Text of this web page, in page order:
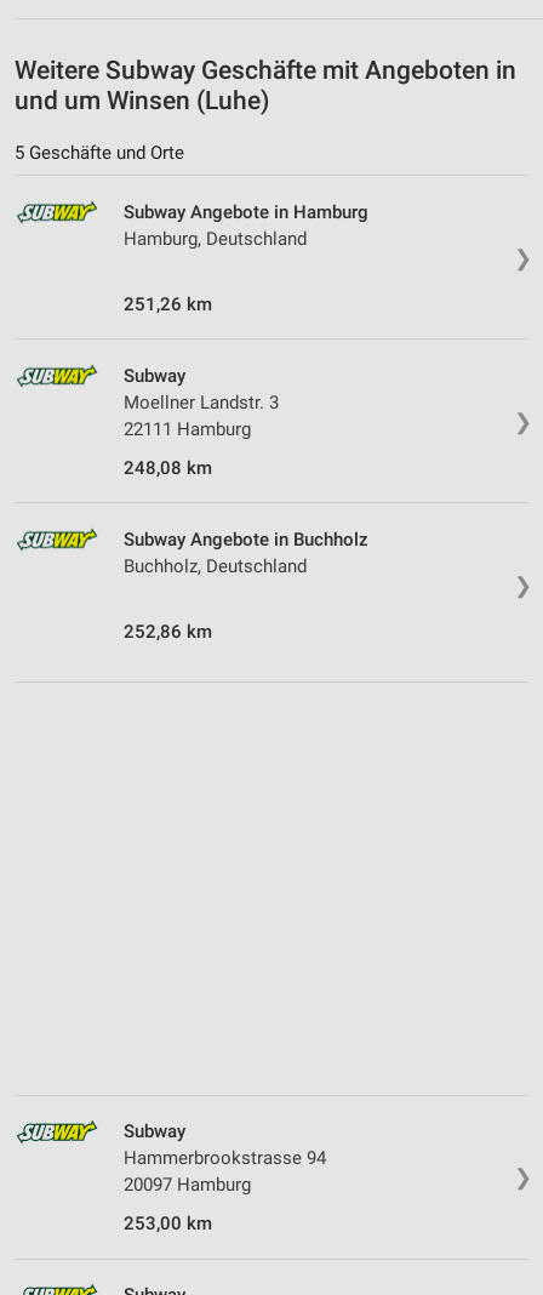
Weitere Subway Geschäfte mit Angeboten in
und um Winsen (Luhe)
5 Geschäfte und Orte
❯
Subway Angebote in Hamburg
Hamburg, Deutschland
251,26 km
❯
Subway
Moellner Landstr. 3
22111 Hamburg
248,08 km
❯
Subway Angebote in Buchholz
Buchholz, Deutschland
252,86 km
❯
Subway
Hammerbrookstrasse 94
20097 Hamburg
253,00 km